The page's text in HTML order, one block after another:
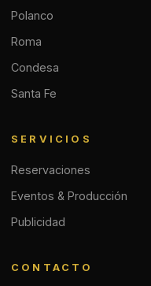
Polanco
Roma
Condesa
Santa Fe
SERVICIOS
Reservaciones
Eventos & Producción
Publicidad
CONTACTO